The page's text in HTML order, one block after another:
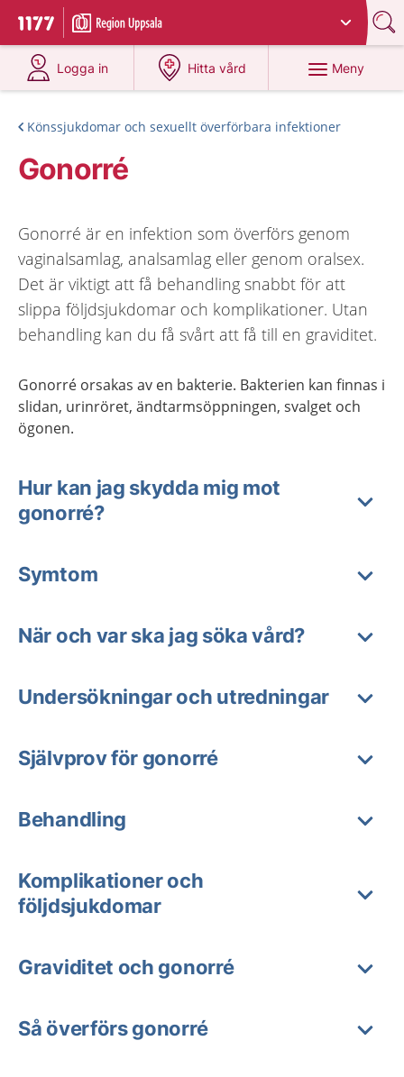
Till startsidan för 1177
Du har valt region
Logga in
på 1177.se
Hitta vård
på 1177.se
Meny
Könssjukdomar och sexuellt överförbara infektioner
Gonorré
Gonorré är en infektion som överförs genom
vaginalsamlag, analsamlag eller genom oralsex.
Det är viktigt att få behandling snabbt för att
slippa följdsjukdomar och komplikationer. Utan
behandling kan du få svårt att få till en graviditet.
Gonorré orsakas av en bakterie. Bakterien kan finnas i
slidan, urinröret, ändtarmsöppningen, svalget och
ögonen.
Hur kan jag skydda mig mot
gonorré?
Symtom
När och var ska jag söka vård?
Undersökningar och utredningar
Självprov för gonorré
Behandling
Komplikationer och
följdsjukdomar
Graviditet och gonorré
Så överförs gonorré